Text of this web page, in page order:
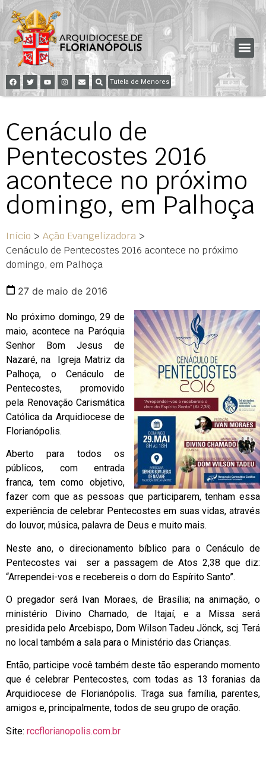
Tutela de Menores
Cenáculo de
Pentecostes 2016
acontece no próximo
domingo, em Palhoça
Início > Ação Evangelizadora >
Cenáculo de Pentecostes 2016 acontece no próximo
domingo, em Palhoça
27 de maio de 2016
No próximo domingo, 29 de
maio, acontece na Paróquia
Senhor Bom Jesus de
Nazaré, na Igreja Matriz da
Palhoça, o Cenáculo de
Pentecostes, promovido
pela Renovação Carismática
Católica da Arquidiocese de
Florianópolis.
Aberto para todos os
públicos, com entrada
franca, tem como objetivo,
fazer com que as pessoas que participarem, tenham essa
experiência de celebrar Pentecostes em suas vidas, através
do louvor, música, palavra de Deus e muito mais.
Neste ano, o direcionamento bíblico para o Cenáculo de
Pentecostes vai ser a passagem de Atos 2,38 que diz:
“Arrependei-vos e recebereis o dom do Espírito Santo”.
O pregador será Ivan Moraes, de Brasília; na animação, o
ministério Divino Chamado, de Itajaí, e a Missa será
presidida pelo Arcebispo, Dom Wilson Tadeu Jönck, scj. Terá
no local também a sala para o Ministério das Crianças.
Então, participe você também deste tão esperando momento
que é celebrar Pentecostes, com todas as 13 foranias da
Arquidiocese de Florianópolis. Traga sua família, parentes,
amigos e, principalmente, todos de seu grupo de oração.
Site: rccflorianopolis.com.br